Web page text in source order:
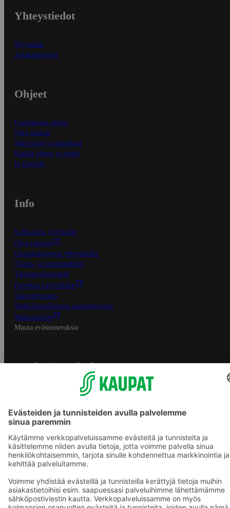
Yhteystiedot
Myymälät
Asiakaspalvelu
Ohjeet
Ensitilaajan ohjeet
Näin maksat
Näin tilaat ja muokkaat
Kaikki ohjeet ja vinkit
In English
Info
S-Business yrityksille
Oiva-raportit
Osuuskauppojen yhteystiedot
Tilaus- ja toimitusehdot
Tietosuojakäytäntö
Palvelun käyttöehdot
Saavutettavuus
Mobiilisovelluksen saavutettavuus
Mainostajalle
Muuta evästeasetuksia
S-ryhmän palvelut
Asiakasomistajuus
Yhteishyvä Ruoka -sovellus
Prisma.fi
Sokos.fi
S-Pankki
Sokos Hotels
Raflaamo